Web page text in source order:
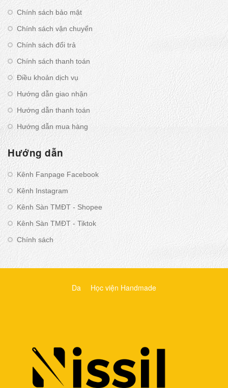
Chính sách bảo mật
Chính sách vận chuyển
Chính sách đổi trả
Chính sách thanh toán
Điều khoản dịch vụ
Hướng dẫn giao nhận
Hướng dẫn thanh toán
Hướng dẫn mua hàng
Hướng dẫn
Kênh Fanpage Facebook
Kênh Instagram
Kênh Sàn TMĐT - Shopee
Kênh Sàn TMĐT - Tiktok
Chính sách
Da Học viện Handmade